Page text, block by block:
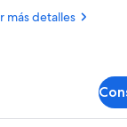
más detalles